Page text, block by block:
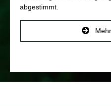
abgestimmt.